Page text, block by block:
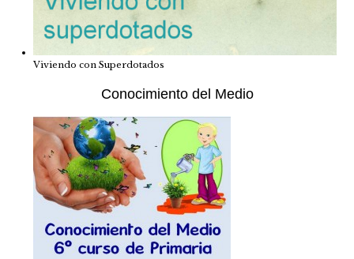
Viviendo con Superdotados
Conocimiento del Medio